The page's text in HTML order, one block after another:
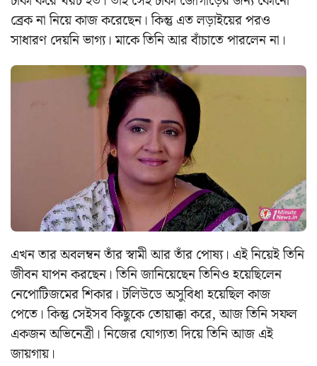
ব্রেক না নিয়ে কাজ করেছেন। কিন্তু এত লড়াইয়ের পরও
সাধারণ দেয়নি ভাগ্য। মাকে তিনি আর বাঁচাতে পারলেন না।
এখন তার অবলম্বন তাঁর স্বামী আর তাঁর পোষ্য। এই নিয়েই তিনি
জীবন যাপন করছেন। তিনি জানিয়েছেন তিনিও হয়েছিলেন
নেপোটিজমের শিকার। টলিউডে অসুবিধা হয়েছিল কাজ
পেতে। কিন্তু সেইসব কিছুকে তোয়াক্কা করে, আজ তিনি সফল
একজন অভিনেত্রী। নিজের যোগ্যতা দিয়ে তিনি আজ এই
জায়গায়।